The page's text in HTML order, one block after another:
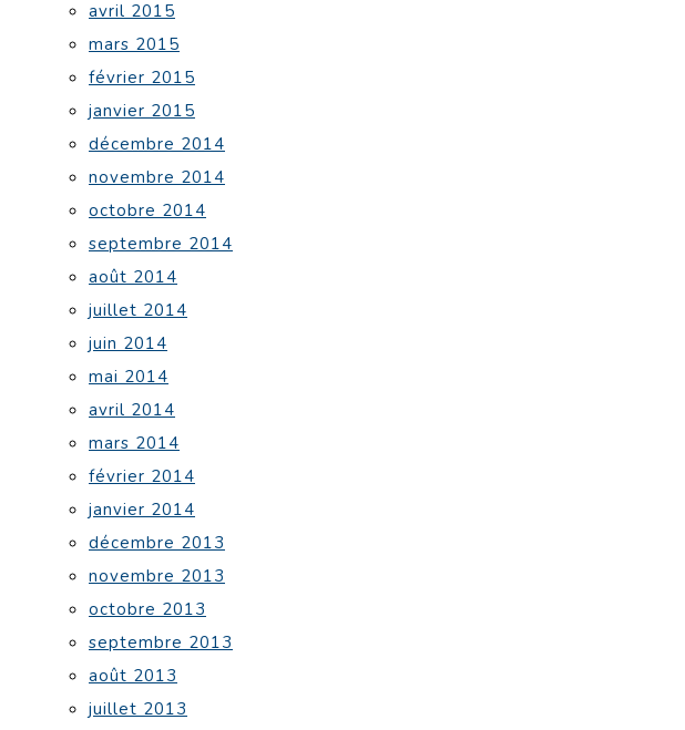
avril 2015
mars 2015
février 2015
janvier 2015
décembre 2014
novembre 2014
octobre 2014
septembre 2014
août 2014
juillet 2014
juin 2014
mai 2014
avril 2014
mars 2014
février 2014
janvier 2014
décembre 2013
novembre 2013
octobre 2013
septembre 2013
août 2013
juillet 2013